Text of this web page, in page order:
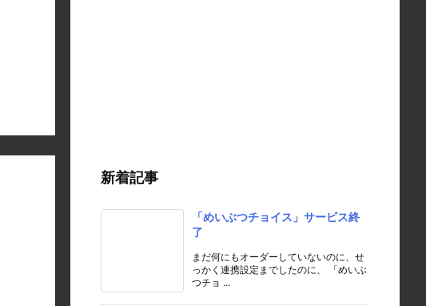
新着記事
「めいぶつチョイス」サービス終
了
まだ何にもオーダーしていないのに、せ
っかく連携設定までしたのに、 「めいぶ
つチョ ...